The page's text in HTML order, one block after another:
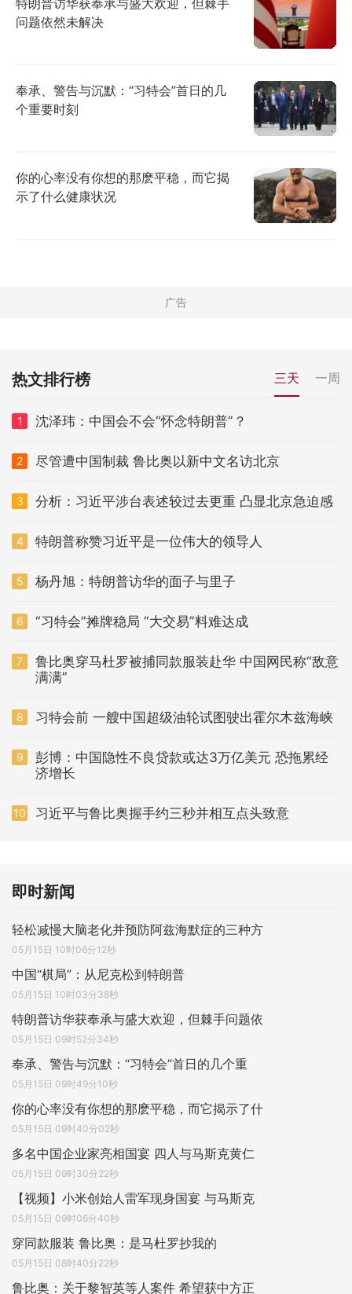
特朗普访华获奉承与盛大欢迎，但棘手
问题依然未解决
奉承、警告与沉默：“习特会”首日的几
个重要时刻
你的心率没有你想的那麽平稳，而它揭
示了什么健康状况
热文排行榜 三天 一周
1 沈泽玮：中国会不会“怀念特朗普”？
2 尽管遭中国制裁 鲁比奥以新中文名访北京
3 分析：习近平涉台表述较过去更重 凸显北京急迫感
4 特朗普称赞习近平是一位伟大的领导人
5 杨丹旭：特朗普访华的面子与里子
6 “习特会”摊牌稳局 “大交易”料难达成
7
鲁比奥穿马杜罗被捕同款服装赴华 中国网民称“敌意
满满”
8 习特会前 一艘中国超级油轮试图驶出霍尔木兹海峡
9
彭博：中国隐性不良贷款或达3万亿美元 恐拖累经
济增长
10 习近平与鲁比奥握手约三秒并相互点头致意
即时新闻
轻松减慢大脑老化并预防阿兹海默症的三种方
05月15日 10时06分12秒
中国“棋局”：从尼克松到特朗普
05月15日 10时03分38秒
特朗普访华获奉承与盛大欢迎，但棘手问题依
05月15日 09时52分34秒
奉承、警告与沉默：“习特会”首日的几个重
05月15日 09时49分10秒
你的心率没有你想的那麽平稳，而它揭示了什
05月15日 09时40分02秒
多名中国企业家亮相国宴 四人与马斯克黄仁
05月15日 09时30分22秒
【视频】小米创始人雷军现身国宴 与马斯克
05月15日 09时06分40秒
穿同款服装 鲁比奥：是马杜罗抄我的
05月15日 08时40分22秒
鲁比奥：关于黎智英等人案件 希望获中方正